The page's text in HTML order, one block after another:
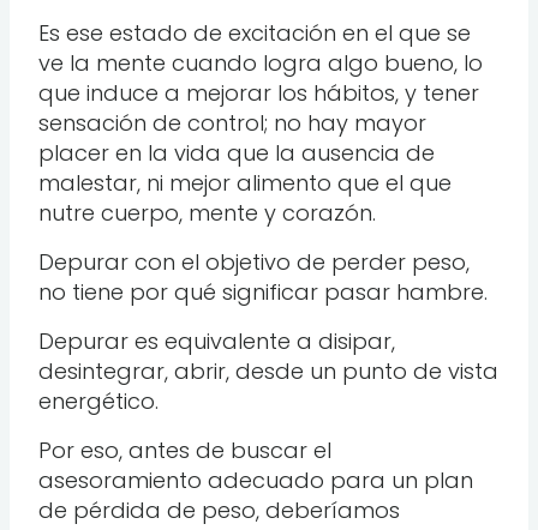
Es ese estado de excitación en el que se
ve la mente cuando logra algo bueno, lo
que induce a mejorar los hábitos, y tener
sensación de control; no hay mayor
placer en la vida que la ausencia de
malestar, ni mejor alimento que el que
nutre cuerpo, mente y corazón.
Depurar con el objetivo de perder peso,
no tiene por qué significar pasar hambre.
Depurar es equivalente a disipar,
desintegrar, abrir, desde un punto de vista
energético.
Por eso, antes de buscar el
asesoramiento adecuado para un plan
de pérdida de peso, deberíamos